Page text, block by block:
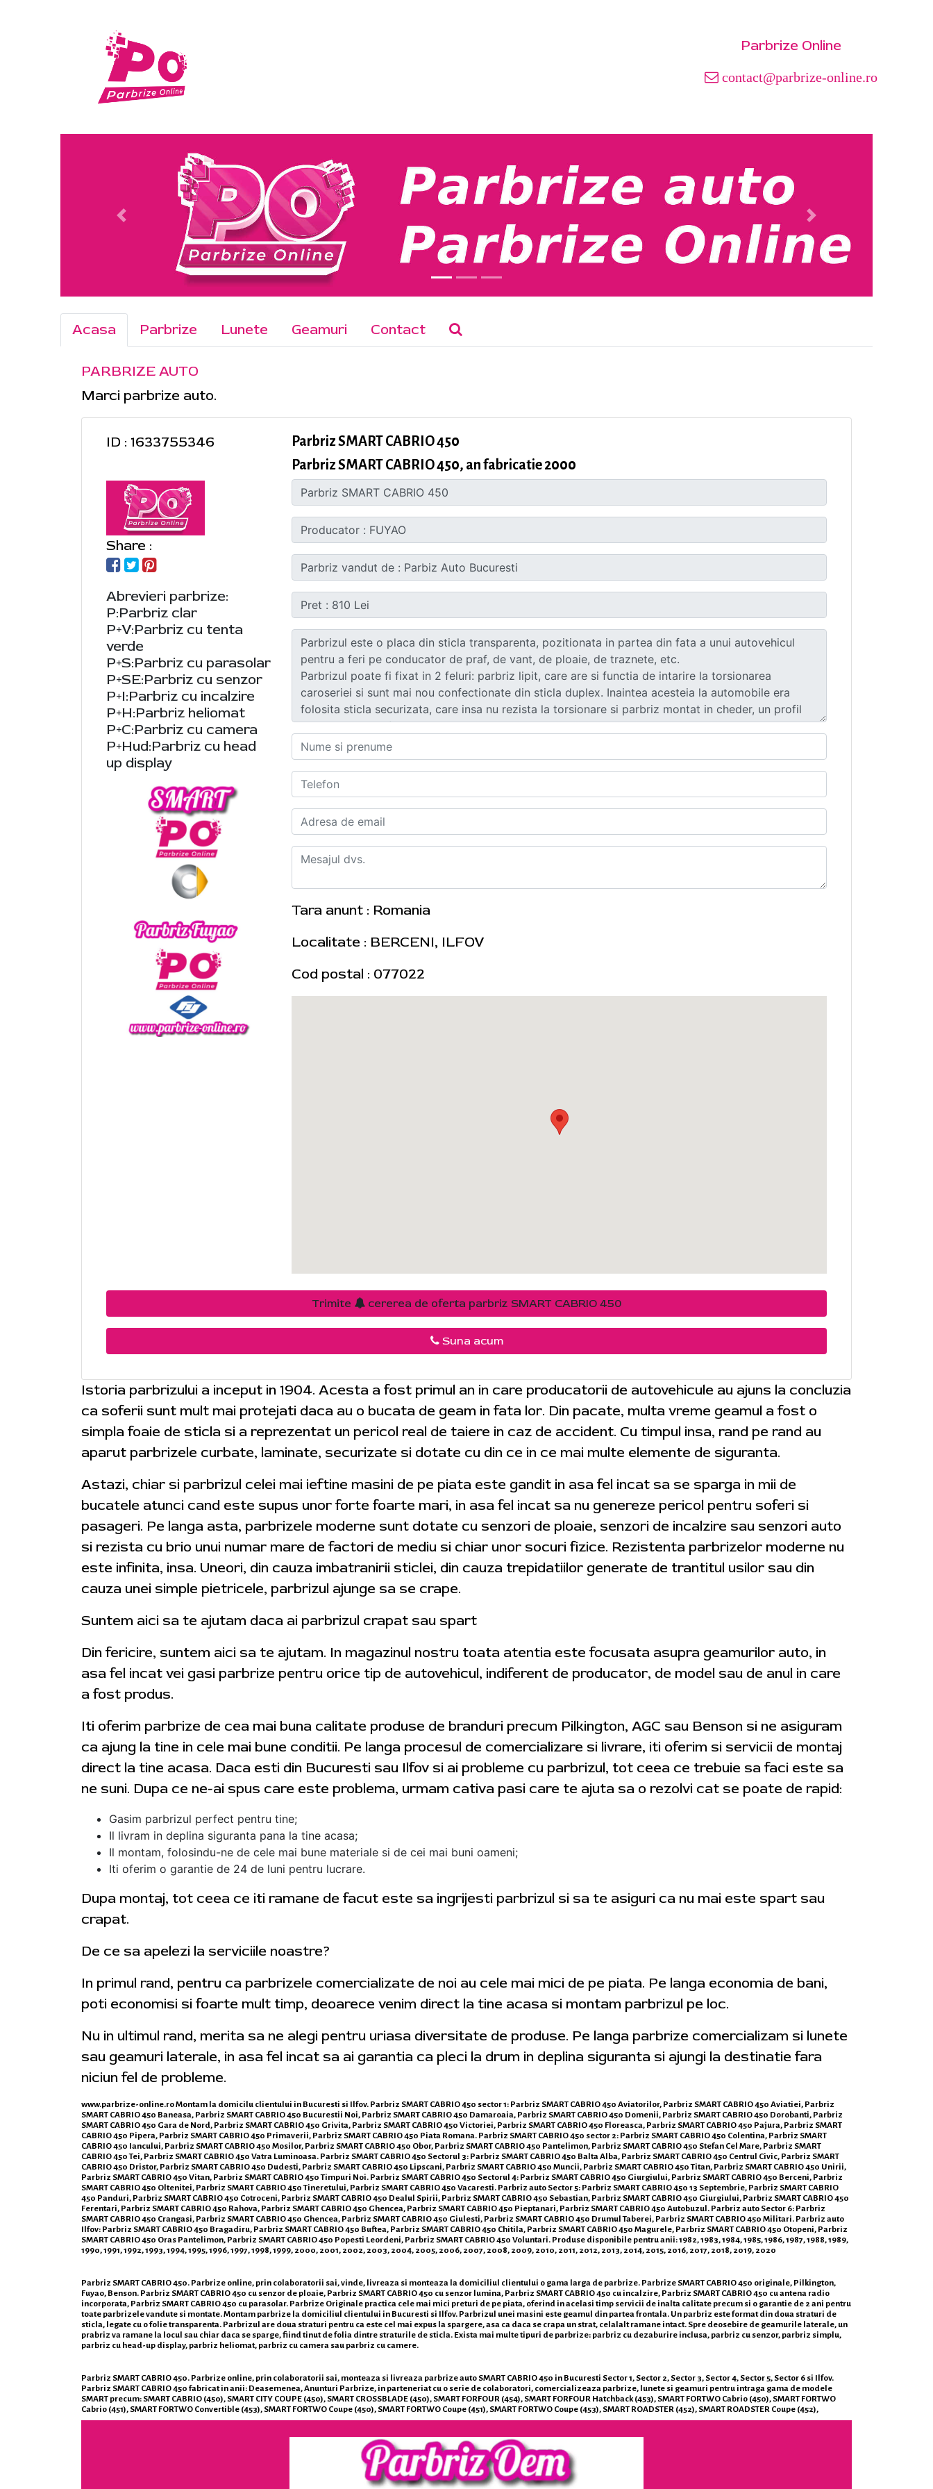
Parbrize Online
contact@parbrize-online.ro
Acasa Parbrize Lunete Geamuri Contact
PARBRIZE AUTO
Marci parbrize auto.
ID : 1633755346
Share :
Abrevieri parbrize:
P:Parbriz clar
P+V:Parbriz cu tenta
verde
P+S:Parbriz cu parasolar
P+SE:Parbriz cu senzor
P+I:Parbriz cu incalzire
P+H:Parbriz heliomat
P+C:Parbriz cu camera
P+Hud:Parbriz cu head
up display
Parbriz SMART CABRIO 450
Parbriz SMART CABRIO 450, an fabricatie 2000
Tara anunt : Romania
Localitate : BERCENI, ILFOV
Cod postal : 077022
Trimite cererea de oferta parbriz SMART CABRIO 450
Suna acum
Istoria parbrizului a inceput in 1904. Acesta a fost primul an in care producatorii de autovehicule au ajuns la concluzia
ca soferii sunt mult mai protejati daca au o bucata de geam in fata lor. Din pacate, multa vreme geamul a fost o
simpla foaie de sticla si a reprezentat un pericol real de taiere in caz de accident. Cu timpul insa, rand pe rand au
aparut parbrizele curbate, laminate, securizate si dotate cu din ce in ce mai multe elemente de siguranta.
Astazi, chiar si parbrizul celei mai ieftine masini de pe piata este gandit in asa fel incat sa se sparga in mii de
bucatele atunci cand este supus unor forte foarte mari, in asa fel incat sa nu genereze pericol pentru soferi si
pasageri. Pe langa asta, parbrizele moderne sunt dotate cu senzori de ploaie, senzori de incalzire sau senzori auto
si rezista cu brio unui numar mare de factori de mediu si chiar unor socuri fizice. Rezistenta parbrizelor moderne nu
este infinita, insa. Uneori, din cauza imbatranirii sticlei, din cauza trepidatiilor generate de trantitul usilor sau din
cauza unei simple pietricele, parbrizul ajunge sa se crape.
Suntem aici sa te ajutam daca ai parbrizul crapat sau spart
Din fericire, suntem aici sa te ajutam. In magazinul nostru toata atentia este focusata asupra geamurilor auto, in
asa fel incat vei gasi parbrize pentru orice tip de autovehicul, indiferent de producator, de model sau de anul in care
a fost produs.
Iti oferim parbrize de cea mai buna calitate produse de branduri precum Pilkington, AGC sau Benson si ne asiguram
ca ajung la tine in cele mai bune conditii. Pe langa procesul de comercializare si livrare, iti oferim si servicii de montaj
direct la tine acasa. Daca esti din Bucuresti sau Ilfov si ai probleme cu parbrizul, tot ceea ce trebuie sa faci este sa
ne suni. Dupa ce ne-ai spus care este problema, urmam cativa pasi care te ajuta sa o rezolvi cat se poate de rapid:
Gasim parbrizul perfect pentru tine;
Il livram in deplina siguranta pana la tine acasa;
Il montam, folosindu-ne de cele mai bune materiale si de cei mai buni oameni;
Iti oferim o garantie de 24 de luni pentru lucrare.
Dupa montaj, tot ceea ce iti ramane de facut este sa ingrijesti parbrizul si sa te asiguri ca nu mai este spart sau
crapat.
De ce sa apelezi la serviciile noastre?
In primul rand, pentru ca parbrizele comercializate de noi au cele mai mici de pe piata. Pe langa economia de bani,
poti economisi si foarte mult timp, deoarece venim direct la tine acasa si montam parbrizul pe loc.
Nu in ultimul rand, merita sa ne alegi pentru uriasa diversitate de produse. Pe langa parbrize comercializam si lunete
sau geamuri laterale, in asa fel incat sa ai garantia ca pleci la drum in deplina siguranta si ajungi la destinatie fara
niciun fel de probleme.
www.parbrize-online.roMontam la domicilu clientului in Bucuresti si Ilfov. Parbriz SMART CABRIO 450 sector 1: Parbriz SMART CABRIO 450 Aviatorilor, Parbriz SMART CABRIO 450 Aviatiei, Parbriz
SMART CABRIO 450 Baneasa, Parbriz SMART CABRIO 450 Bucurestii Noi, Parbriz SMART CABRIO 450 Damaroaia, Parbriz SMART CABRIO 450 Domenii, Parbriz SMART CABRIO 450 Dorobanti, Parbriz
SMART CABRIO 450 Gara de Nord, Parbriz SMART CABRIO 450 Grivita, Parbriz SMART CABRIO 450 Victoriei, Parbriz SMART CABRIO 450 Floreasca, Parbriz SMART CABRIO 450 Pajura, Parbriz SMART
CABRIO 450 Pipera, Parbriz SMART CABRIO 450 Primaverii, Parbriz SMART CABRIO 450 Piata Romana. Parbriz SMART CABRIO 450 sector 2: Parbriz SMART CABRIO 450 Colentina, Parbriz SMART
CABRIO 450 Iancului, Parbriz SMART CABRIO 450 Mosilor, Parbriz SMART CABRIO 450 Obor, Parbriz SMART CABRIO 450 Pantelimon, Parbriz SMART CABRIO 450 Stefan Cel Mare, Parbriz SMART
CABRIO 450 Tei, Parbriz SMART CABRIO 450 Vatra Luminoasa. Parbriz SMART CABRIO 450 Sectorul 3: Parbriz SMART CABRIO 450 Balta Alba, Parbriz SMART CABRIO 450 Centrul Civic, Parbriz SMART
CABRIO 450 Dristor, Parbriz SMART CABRIO 450 Dudesti, Parbriz SMART CABRIO 450 Lipscani, Parbriz SMART CABRIO 450 Muncii, Parbriz SMART CABRIO 450 Titan, Parbriz SMART CABRIO 450 Unirii,
Parbriz SMART CABRIO 450 Vitan, Parbriz SMART CABRIO 450 Timpuri Noi. Parbriz SMART CABRIO 450 Sectorul 4: Parbriz SMART CABRIO 450 Giurgiului, Parbriz SMART CABRIO 450 Berceni, Parbriz
SMART CABRIO 450 Oltenitei, Parbriz SMART CABRIO 450 Tineretului, Parbriz SMART CABRIO 450 Vacaresti. Parbriz auto Sector 5: Parbriz SMART CABRIO 450 13 Septembrie, Parbriz SMART CABRIO
450 Panduri, Parbriz SMART CABRIO 450 Cotroceni, Parbriz SMART CABRIO 450 Dealul Spirii, Parbriz SMART CABRIO 450 Sebastian, Parbriz SMART CABRIO 450 Giurgiului, Parbriz SMART CABRIO 450
Ferentari, Parbriz SMART CABRIO 450 Rahova, Parbriz SMART CABRIO 450 Ghencea, Parbriz SMART CABRIO 450 Pieptanari, Parbriz SMART CABRIO 450 Autobuzul. Parbriz auto Sector 6: Parbriz
SMART CABRIO 450 Crangasi, Parbriz SMART CABRIO 450 Ghencea, Parbriz SMART CABRIO 450 Giulesti, Parbriz SMART CABRIO 450 Drumul Taberei, Parbriz SMART CABRIO 450 Militari. Parbriz auto
Ilfov: Parbriz SMART CABRIO 450 Bragadiru, Parbriz SMART CABRIO 450 Buftea, Parbriz SMART CABRIO 450 Chitila, Parbriz SMART CABRIO 450 Magurele, Parbriz SMART CABRIO 450 Otopeni, Parbriz
SMART CABRIO 450 Oras Pantelimon, Parbriz SMART CABRIO 450 Popesti Leordeni, Parbriz SMART CABRIO 450 Voluntari. Produse disponibile pentru anii: 1982, 1983, 1984, 1985, 1986, 1987, 1988, 1989,
1990, 1991, 1992, 1993, 1994, 1995, 1996, 1997, 1998, 1999, 2000, 2001, 2002, 2003, 2004, 2005, 2006, 2007, 2008, 2009, 2010, 2011, 2012, 2013, 2014, 2015, 2016, 2017, 2018, 2019, 2020
Parbriz SMART CABRIO 450. Parbrize online, prin colaboratorii sai, vinde, livreaza si monteaza la domiciliul clientului o gama larga de parbrize. Parbrize SMART CABRIO 450 originale, Pilkington,
Fuyao, Benson. Parbriz SMART CABRIO 450 cu senzor de ploaie, Parbriz SMART CABRIO 450 cu senzor lumina, Parbriz SMART CABRIO 450 cu incalzire, Parbriz SMART CABRIO 450 cu antena radio
incorporata, Parbriz SMART CABRIO 450 cu parasolar. Parbrize Originale practica cele mai mici preturi de pe piata, oferind in acelasi timp servicii de inalta calitate precum si o garantie de 2 ani pentru
toate parbrizele vandute si montate. Montam parbrize la domiciliul clientului in Bucuresti si Ilfov. Parbrizul unei masini este geamul din partea frontala. Un parbriz este format din doua straturi de
sticla, legate cu o folie transparenta. Parbrizul are doua straturi pentru ca este cel mai expus la spargere, asa ca daca se crapa un strat, celalalt ramane intact. Spre deosebire de geamurile laterale, un
prabriz va ramane la locul sau chiar daca se sparge, fiind tinut de folia dintre straturile de sticla. Exista mai multe tipuri de parbrize: parbriz cu dezaburire inclusa, parbriz cu senzor, parbriz simplu,
parbriz cu head-up display, parbriz heliomat, parbriz cu camera sau parbriz cu camere.
Parbriz SMART CABRIO 450. Parbrize online, prin colaboratorii sai, monteaza si livreaza parbrize auto SMART CABRIO 450 in Bucuresti Sector 1, Sector 2, Sector 3, Sector 4, Sector 5, Sector 6 si Ilfov.
Parbriz SMART CABRIO 450 fabricat in anii: Deasemenea, Anunturi Parbrize, in parteneriat cu o serie de colaboratori, comercializeaza parbrize, lunete si geamuri pentru intraga gama de modele
SMART precum: SMART CABRIO (450), SMART CITY COUPE (450), SMART CROSSBLADE (450), SMART FORFOUR (454), SMART FORFOUR Hatchback (453), SMART FORTWO Cabrio (450), SMART FORTWO
Cabrio (451), SMART FORTWO Convertible (453), SMART FORTWO Coupe (450), SMART FORTWO Coupe (451), SMART FORTWO Coupe (453), SMART ROADSTER (452), SMART ROADSTER Coupe (452),